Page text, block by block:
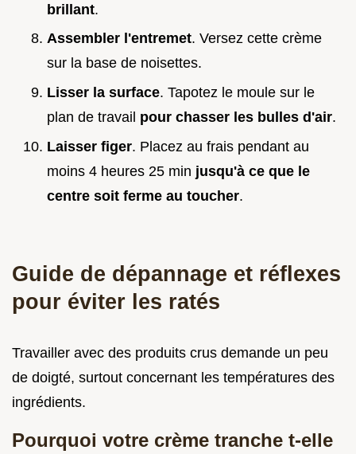
brillant.
Assembler l'entremet. Versez cette crème
sur la base de noisettes.
Lisser la surface. Tapotez le moule sur le
plan de travail pour chasser les bulles d'air.
Laisser figer. Placez au frais pendant au
moins 4 heures 25 min jusqu'à ce que le
centre soit ferme au toucher.
Guide de dépannage et réflexes
pour éviter les ratés
Travailler avec des produits crus demande un peu
de doigté, surtout concernant les températures des
ingrédients.
Pourquoi votre crème tranche t-elle